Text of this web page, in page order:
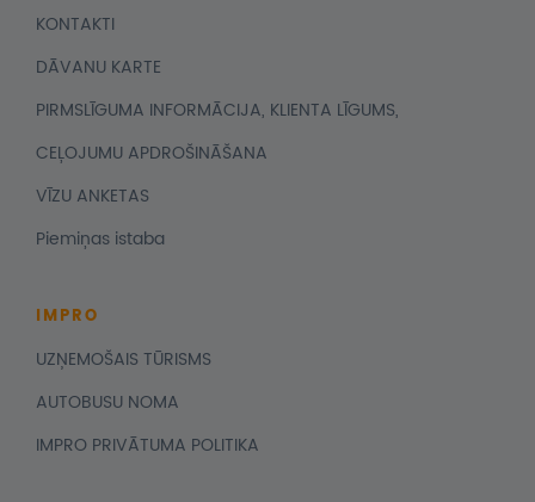
KONTAKTI
DĀVANU KARTE
PIRMSLĪGUMA INFORMĀCIJA, KLIENTA LĪGUMS,
CEĻOJUMU APDROŠINĀŠANA
VĪZU ANKETAS
Piemiņas istaba
IMPRO
UZŅEMOŠAIS TŪRISMS
AUTOBUSU NOMA
IMPRO PRIVĀTUMA POLITIKA